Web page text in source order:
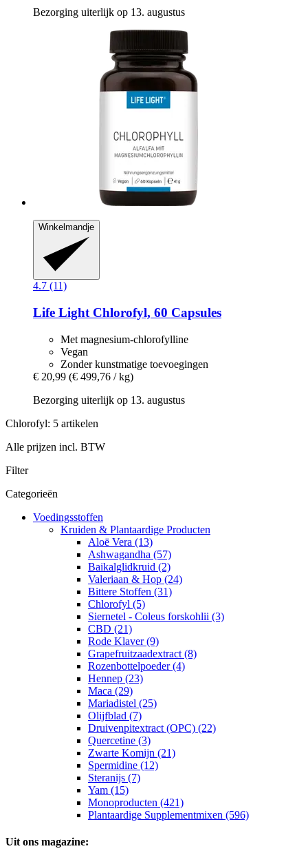
Bezorging uiterlijk op 13. augustus
Winkelmandje
4.7 (11)
Life Light Chlorofyl, 60 Capsules
Met magnesium-chlorofylline
Vegan
Zonder kunstmatige toevoegingen
€ 20,99 (€ 499,76 / kg)
Bezorging uiterlijk op 13. augustus
Chlorofyl: 5 artikelen
Alle prijzen incl. BTW
Filter
Categorieën
Voedingsstoffen
Kruiden & Plantaardige Producten
Aloë Vera (13)
Ashwagandha (57)
Baikalglidkruid (2)
Valeriaan & Hop (24)
Bittere Stoffen (31)
Chlorofyl (5)
Siernetel - Coleus forskohlii (3)
CBD (21)
Rode Klaver (9)
Grapefruitzaadextract (8)
Rozenbottelpoeder (4)
Hennep (23)
Maca (29)
Mariadistel (25)
Olijfblad (7)
Druivenpitextract (OPC) (22)
Quercetine (3)
Zwarte Komijn (21)
Spermidine (12)
Steranijs (7)
Yam (15)
Monoproducten (421)
Plantaardige Supplementmixen (596)
Uit ons magazine: